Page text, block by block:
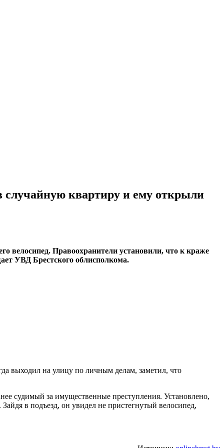
случайную квартиру и ему открыли
велосипед. Правоохранители установили, что к краже
УВД Брестского облисполкома.
выходил на улицу по личным делам, заметил, что
судимый за имущественные преступления. Установлено,
в подъезд, он увидел не пристегнутый велосипед,